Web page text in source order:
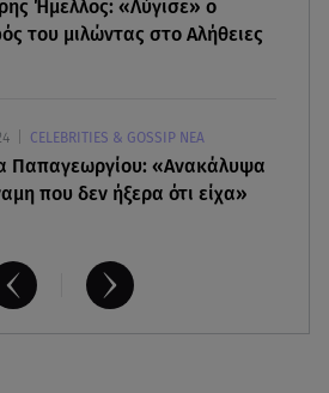
Ήμελλος: «Λύγισε» ο
του μιλώντας στο Αλήθειες
CELEBRITIES & GOSSIP ΝΕΑ
Παπαγεωργίου: «Ανακάλυψα
που δεν ήξερα ότι είχα»